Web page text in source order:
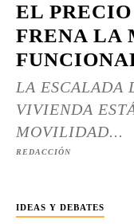
EL
FRENA LA
LA ESCALADA
VIVIENDA
MOVILIDAD...
REDACCIÓN
IDEAS Y DEBATES